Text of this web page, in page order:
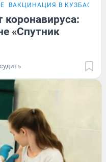
ВАКЦИНАЦИЯ В КУЗБАССЕ
коронавируса:
«Спутник